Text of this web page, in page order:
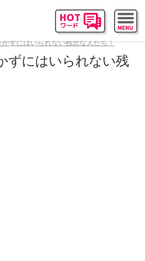
ずにはいられない残念な人たち！
ずにはいられない残